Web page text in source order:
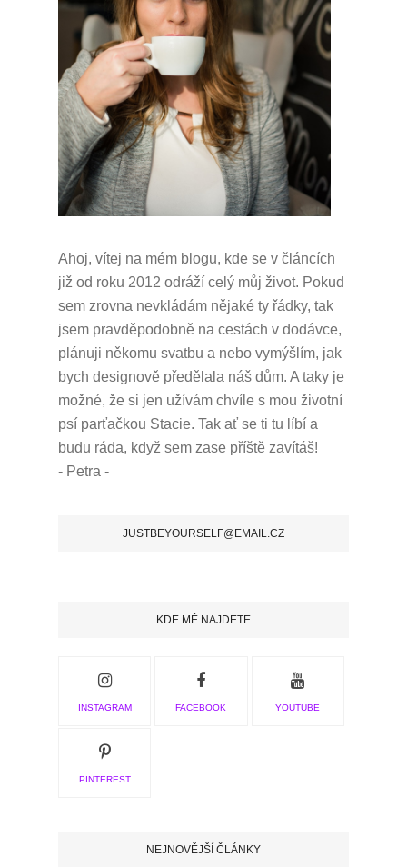
Ahoj, vítej na mém blogu, kde se v článcích
již od roku 2012 odráží celý můj život. Pokud
sem zrovna nevkládám nějaké ty řádky, tak
jsem pravděpodobně na cestách v dodávce,
plánuji někomu svatbu a nebo vymýšlím, jak
bych designově předělala náš dům. A taky je
možné, že si jen užívám chvíle s mou životní
psí parťačkou Stacie. Tak ať se ti tu líbí a
budu ráda, když sem zase příště zavítáš!
- Petra -
JUSTBEYOURSELF@EMAIL.CZ
KDE MĚ NAJDETE
INSTAGRAM FACEBOOK YOUTUBE
PINTEREST
NEJNOVĚJŠÍ ČLÁNKY